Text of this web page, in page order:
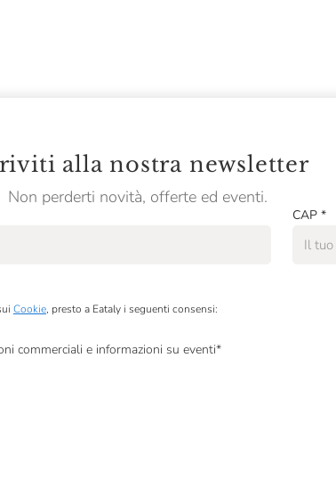
alla nostra newsletter
Non perderti novità, offerte ed eventi.
CAP *
Cookie, presto a Eataly i seguenti consensi:
commerciali e informazioni su eventi*